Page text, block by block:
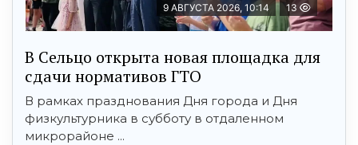
9 АВГУСТА 2026, 10:14 13
В Сельцо открыта новая площадка для
сдачи нормативов ГТО
В рамках празднования Дня города и Дня
физкультурника в субботу в отдаленном
микрорайоне ...